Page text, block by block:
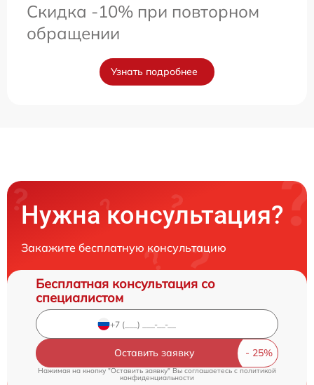
Скидка -10% при повторном
обращении
Узнать подробнее
Нужна консультация?
Закажите бесплатную консультацию
Бесплатная консультация со
специалистом
Оставить заявку
Нажимая на кнопку "Оставить заявку" Вы соглашаетесь cполитикой
конфиденциальности